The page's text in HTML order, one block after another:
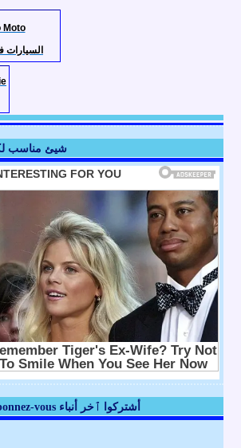
Moto
السيارات
شيئ مناسب
Abonnez-vous أشتركوا ٱخر أنباء